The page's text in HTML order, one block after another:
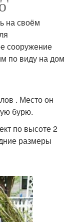
на своём
сооружение
по виду на дом
. Место он
бурю.
по высоте 2
размеры